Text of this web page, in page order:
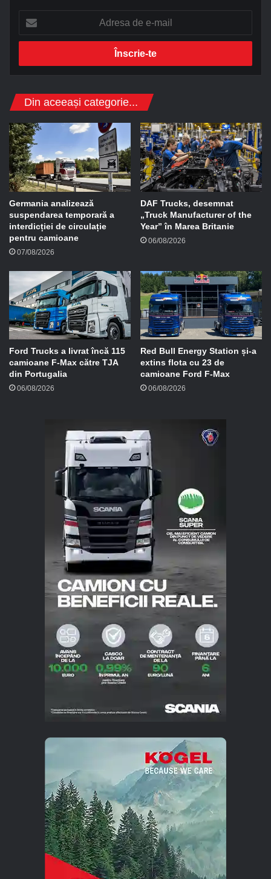
r
s
d
-
m
a
i
l
Din aceeași categorie...
Germania analizează
suspendarea temporară a
interdicției de circulație
pentru camioane
07/08/2026
DAF Trucks, desemnat
„Truck Manufacturer of the
Year” în Marea Britanie
06/08/2026
Ford Trucks a livrat încă 115
camioane F-Max către TJA
din Portugalia
06/08/2026
Red Bull Energy Station și-a
extins flota cu 23 de
camioane Ford F-Max
06/08/2026